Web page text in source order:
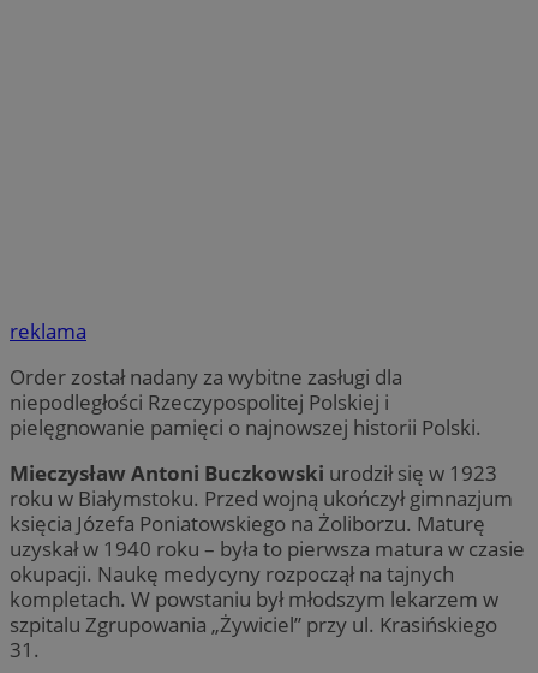
reklama
Order został nadany za wybitne zasługi dla
niepodległości Rzeczypospolitej Polskiej i
pielęgnowanie pamięci o najnowszej historii Polski.
Mieczysław Antoni Buczkowski urodził się w 1923
roku w Białymstoku. Przed wojną ukończył gimnazjum
księcia Józefa Poniatowskiego na Żoliborzu. Maturę
uzyskał w 1940 roku – była to pierwsza matura w czasie
okupacji. Naukę medycyny rozpoczął na tajnych
kompletach. W powstaniu był młodszym lekarzem w
szpitalu Zgrupowania „Żywiciel” przy ul. Krasińskiego
31.